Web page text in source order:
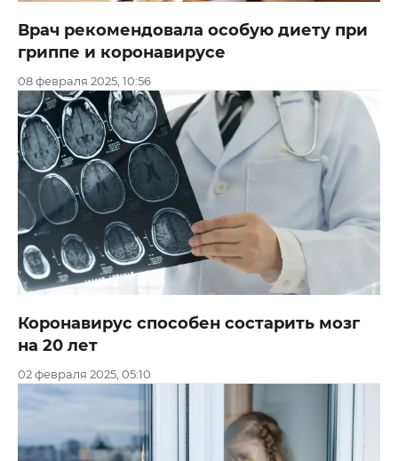
Врач рекомендовала особую диету при
гриппе и коронавирусе
08 февраля 2025, 10:56
Коронавирус способен состарить мозг
на 20 лет
02 февраля 2025, 05:10